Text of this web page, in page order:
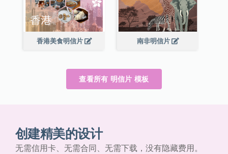
香港美食明信片 南非明信片
查看所有 明信片 模板
创建精美的设计
无需信用卡、无需合同、无需下载，没有隐藏费用。